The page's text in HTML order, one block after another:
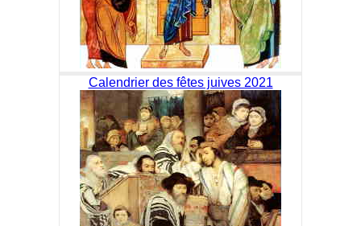
Calendrier des fêtes juives 2021